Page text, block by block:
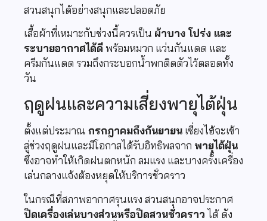
สวนสนุกได้อย่างสนุกและปลอดภัย
เสื้อผ้าที่เหมาะกับช่วงนี้ควรเป็น ผ้าบาง โปร่ง และ
ระบายอากาศได้ดีพร้อมหมวก แว่นกันแดด และ
ครีมกันแดด รวมถึงกระบอกน้ำพกติดตัวไว้ตลอดทั้ง
วัน
ฤดูฝนและความเสี่ยงพายุไต้ฝุ่น
ตั้งแต่ประมาณ กรกฎาคมถึงกันยายน เซี่ยงไฮ้จะเข้า
สู่ช่วงฤดูฝนและมีโอกาสได้รับอิทธิพลจาก พายุไต้ฝุ่น
ซึ่งอาจทำให้เกิดฝนตกหนัก ลมแรง และบางครั้งเครื่อง
เล่นกลางแจ้งต้องหยุดให้บริการชั่วคราว
ในกรณีที่สภาพอากาศรุนแรง สวนสนุกอาจประกาศ
ปิดเครื่องเล่นบางส่วนหรือปิดสวนชั่วคราว ได้ ดัง